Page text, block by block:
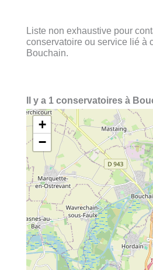
Liste non exhaustive pour
conservatoire ou service lié à
Bouchain.
Il y a 1 conservatoires à
+
−